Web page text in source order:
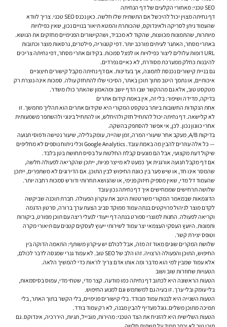
SEO טכני: מאחורי הקלעים של דף הנחיתה
דף נחיתה מצוין יכול להיכשל אם התשתית שלו חלשה. כאן נכנס SEO טכני. צריך לוודא
שהעמוד ניתן לסריקה ולאינדוקס, שהכותרת והמטא תיאור בנויים נכון, שאין כפילויות
מיותרות, שהתמונות מכווצות, שהקוד לא מכביד, ושהקישורים הפנימיים מחזקים את הנושא.
באתרי מסחר, האתגר לעיתים מורכב יותר. דפי קטגוריה, פילטרים, גרסאות מוצר וכתובות
URL דומות עלולים ליצור כפילויות או לפצל סמכות. בקידום אתרי מסחר, דפי נחיתה צריכים
להיבנות כחלק ממערכת מסודרת, לא כאיים נפרדים.
גם בניית קישורים נכנסת לתמונה, אך בעדינות. אם דף נחיתה מקבל קישורים חיצוניים
איכותיים, או נתמך היטב מתוך תוכן באתר, הסיכוי שלו להתחזק עולה. סמכות אינה נוצרת רק
מטקסט טוב, אלא גם מההקשר שבו הדף יושב ומהאמון שהאתר כולו משדר.
בדיקה, מדידה ושיפור: בלי זה, אין באמת קידום אתרים
אחת הנקודות החשובות ביותר בטקסט המקורי היא שקידום אתרים הוא תהליך מתמשך. זו
לא קלישאה. דף נחיתה יכול להתחיל חזק ולהיחלש, או להתחיל בינוני ולהשתפר משמעותית
אחרי כוונון נכון. לכן, אי אפשר להסתפק בהשקה.
בדיקות A/B, מעקב אחר שיעורי המרה, זמן שהייה, עומק גלילה, שיעור נטישה ודפוסי תנועה
— כל אלה עוזרים להבין מה באמת עובד. Google Analytics וכלי ניתוח נוספים לא מחליפים
שיקול דעת מקצועי, אבל הם מונעים קבלת החלטות על בסיס תחושת בטן בלבד.
אם דף מקבל תנועה אורגנית אך כמעט לא מייצר פניות, ייתכן שהקריאה לפעולה חלשה,
שהמסר אינו חד, או שיש פער בין כוונת החיפוש לבין התוכן. אם הדירוגים לא משתפרים, ייתכן
שהעמוד דל מדי, שאין מספיק חיזוק פנימי, או שהנושא תחרותי ודורש סמכות רחבה יותר.
שלושה תרחישים שממחישים איך דף נחיתה נכון עובד
הדוגמאות שבמאמר המקורי משרטטות היטב את עקרון הפעולה. חברת תוכנה שביקשה
לקדם מוצר לניהול פרויקטים בנתה עמוד ממוקד סביב הצעת ערך ברורה, סרטון הדגמה
וקריאה לפעולה. החנות למוצרי ספורט בנתה דף ייעודי לנעלי ריצה עם תוכן מפורט, ביקורות
ותמונות. היועץ העסקי העצמאי יצר עמוד לשירותי ייעוץ לעסקים קטנים עם תיאורי מקרה
וטופס יצירת קשר.
שלושת המקרים שונים מאוד זה מזה, אבל לכולם יש עיקרון משותף: התאמה הדוקה בין
החיפוש, התוכן והפעולה הרצויה. זהו הלב של SEO טוב. לא עמוד גנרי שמנסה לדבר לכולם,
אלא עמוד שמבין למי הוא מדבר ומה אותו אדם צריך לראות כדי להמשיך הלאה.
הטעויות שחוזרות שוב ושוב
הטעות הראשונה היא לכתוב דף נחיתה כמו מודעה. קצר מדי, שטחי מדי, עמוס בסיסמאות,
בלי עומק ובלי ערך. זו בעיה גם למשתמש וגם למנוע החיפוש.
הטעות השנייה היא לבנות עמוד מבודד. בלי קישורים פנימיים, בלי הקשר בתוך האתר, בלי
תמיכה מתוכן משלים. גוגל מעדיף להבין מבנה, לא רק עמוד בודד.
הטעות השלישית היא להזניח את הצד הטכני: מהירות, מובייל, תגיות, היררכיה, אינדוקס. גם